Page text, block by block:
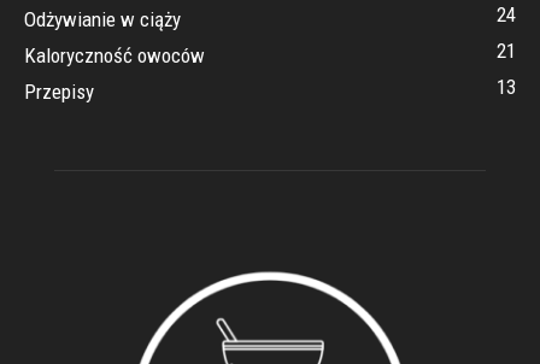
Odżywianie w ciąży
24
Kaloryczność owoców
21
Przepisy
13